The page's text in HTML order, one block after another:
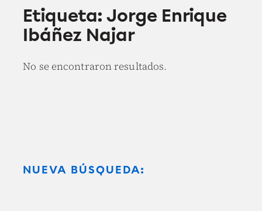
Prensa
Etiqueta:Jorge Enrique
Ibáñez Najar
No se encontraron resultados.
NUEVA BÚSQUEDA: